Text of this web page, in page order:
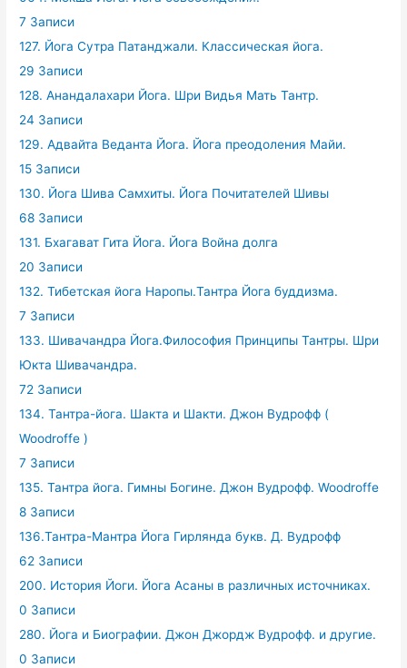
7 Записи
127. Йога Сутра Патанджали. Классическая йога.
29 Записи
128. Анандалахари Йога. Шри Видья Мать Тантр.
24 Записи
129. Адвайта Веданта Йога. Йога преодоления Майи.
15 Записи
130. Йога Шива Самхиты. Йога Почитателей Шивы
68 Записи
131. Бхагават Гита Йога. Йога Война долга
20 Записи
132. Тибетская йога Наропы.Тантра Йога буддизма.
7 Записи
133. Шивачандра Йога.Философия Принципы Тантры. Шри
Юкта Шивачандра.
72 Записи
134. Тантра-йога. Шакта и Шакти. Джон Вудрофф (
Woodroffe )
7 Записи
135. Тантра йога. Гимны Богине. Джон Вудрофф. Woodroffe
8 Записи
136.Тантра-Мантра Йога Гирлянда букв. Д. Вудрофф
62 Записи
200. История Йоги. Йога Асаны в различных источниках.
0 Записи
280. Йога и Биографии. Джон Джордж Вудрофф. и другие.
0 Записи